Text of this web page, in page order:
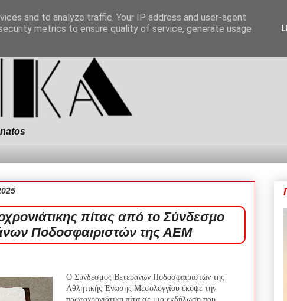
πίτας από το Σύνδεσμο
Ποδοσφαιριστών της ΑΕΜ
Ο Σύνδεσμος Βετεράνων Ποδοσφαιριστών της
Αθλητικής Ένωσης Μεσολογγίου έκοψε την
and to analyze traffic. Your IP address and user-agent
metrics to ensure quality of service, generate usage